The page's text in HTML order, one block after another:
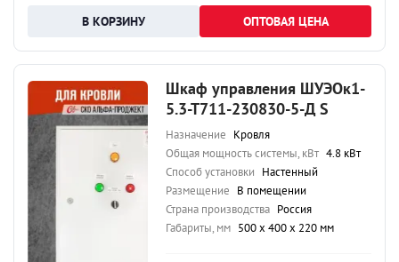
ОПТОВАЯ ЦЕНА
Шкаф управления ШУЭОк1-
5.3-Т711-230830-5-Д S
Назначение Кровля
Общая мощность системы, кВт 4.8 кВт
Способ установки Настенный
Размещение В помещении
Страна производства Россия
Габариты, мм 500 х 400 х 220 мм